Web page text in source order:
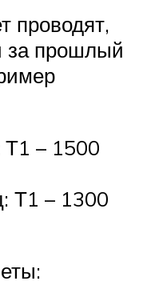
проводят,
за прошлый
Т1 – 1500
Т1 – 1300